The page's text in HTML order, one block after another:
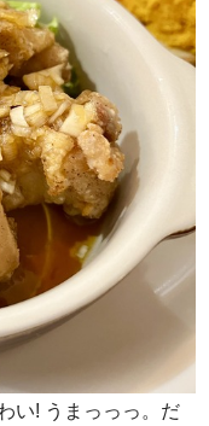
い! うまっっっ。だ